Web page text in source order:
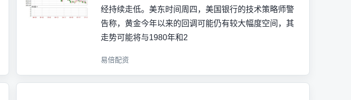
经持续走低。美东时间周四，美国银行的技术策略师警
告称，黄金今年以来的回调可能仍有较大幅度空间，其
走势可能将与1980年和2
易倍配资